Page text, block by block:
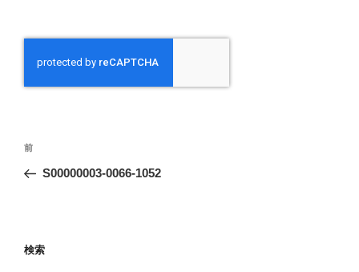
投
ナ
ー
前
の
前
S00000003-0066-1052
検索